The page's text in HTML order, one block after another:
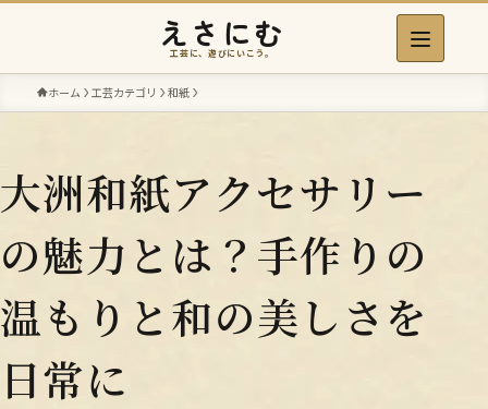
えさにむ
工芸に、遊びにいこう。
ホーム 工芸カテゴリ 和紙
大洲和紙アクセサリー
の魅力とは？手作りの
温もりと和の美しさを
日常に